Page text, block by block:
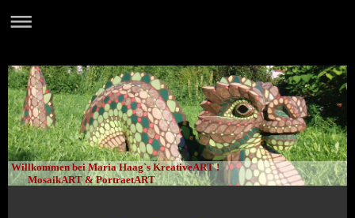
Willkommen bei Maria Haag`s KreativeART !
MosaikART & PortraetART